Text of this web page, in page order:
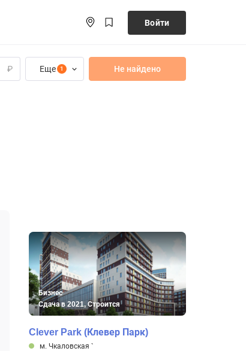
Войти
₽ Еще 1 Не найдено
Бизнес
Сдача в 2021, Строится
Clever Park (Клевер Парк)
м. Чкаловская `